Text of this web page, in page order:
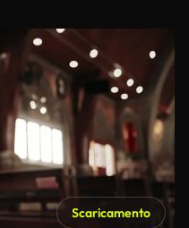
Scaricamento